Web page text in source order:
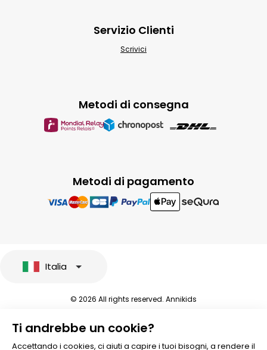
Metodi di pagamento
Metodi di consegna
Servizio Clienti
Scrivici
Ti andrebbe un cookie?
Accettando i cookies, ci aiuti a capire i tuoi bisogni, a rendere il
Italia
© 2026 All rights reserved. Annikids